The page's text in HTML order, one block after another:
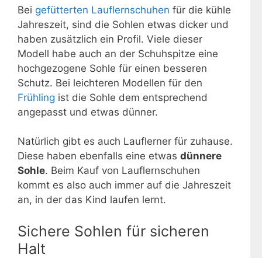
Bei gefütterten Lauflernschuhen für die kühle
Jahreszeit, sind die Sohlen etwas dicker und
haben zusätzlich ein Profil. Viele dieser
Modell habe auch an der Schuhspitze eine
hochgezogene Sohle für einen besseren
Schutz. Bei leichteren Modellen für den
Frühling ist die Sohle dem entsprechend
angepasst und etwas dünner.
Natürlich gibt es auch Lauflerner für zuhause.
Diese haben ebenfalls eine etwas dünnere
Sohle. Beim Kauf von Lauflernschuhen
kommt es also auch immer auf die Jahreszeit
an, in der das Kind laufen lernt.
Sichere Sohlen für sicheren
Halt